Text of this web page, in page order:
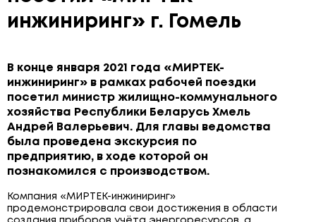
СЧЁТЧИКИ ТЕПЛА
СИСТЕМЫ ПЕРЕДАЧИ ДАННЫХ
ЩИТОВОЕ ОБОРУДОВАНИЕ
ПОВЕРОЧНЫЕ УСТАНОВКИ
инжиниринг» г. Гомель
В конце января 2021 года «МИРТЕК-
инжиниринг» в рамках рабочей поездки
посетил министр жилищно-коммунального
хозяйства Республики Беларусь Хмель
Андрей Валерьевич. Для главы ведомства
была проведена экскурсия по
предприятию, в ходе которой он
познакомился с производством.
Компания «МИРТЕК-инжиниринг»
продемонстрировала свои достижения в области